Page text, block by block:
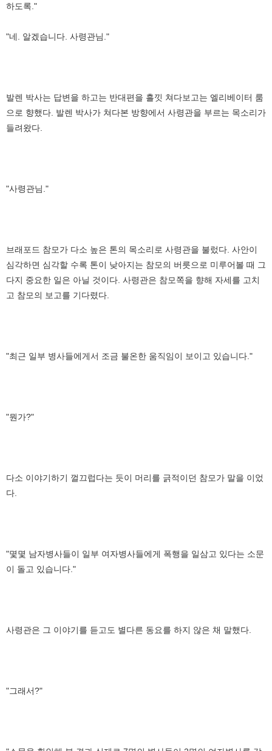
하도록."
"네. 알겠습니다. 사령관님."
발렌 박사는 답변을 하고는 반대편을 흘낏 쳐다보고는 엘리베이터 룸
으로 향했다. 발렌 박사가 쳐다본 방향에서 사령관을 부르는 목소리가
들려왔다.
"사령관님."
브래포드 참모가 다소 높은 톤의 목소리로 사령관을 불렀다. 사안이
심각하면 심각할 수록 톤이 낮아지는 참모의 버릇으로 미루어볼 때 그
다지 중요한 일은 아닐 것이다. 사령관은 참모쪽을 향해 자세를 고치
고 참모의 보고를 기다렸다.
"최근 일부 병사들에게서 조금 불온한 움직임이 보이고 있습니다."
"뭔가?"
다소 이야기하기 껄끄럽다는 듯이 머리를 긁적이던 참모가 말을 이었
다.
"몇몇 남자병사들이 일부 여자병사들에게 폭행을 일삼고 있다는 소문
이 돌고 있습니다."
사령관은 그 이야기를 듣고도 별다른 동요를 하지 않은 채 말했다.
"그래서?"